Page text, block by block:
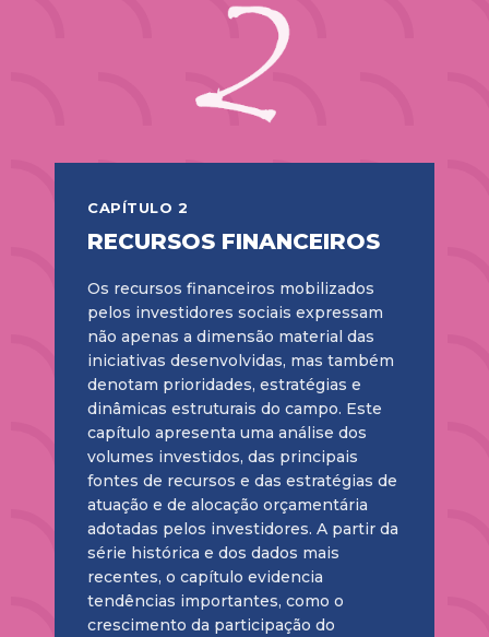
CAPÍTULO 2
RECURSOS FINANCEIROS
Os recursos financeiros mobilizados
pelos investidores sociais expressam
não apenas a dimensão material das
iniciativas desenvolvidas, mas também
denotam prioridades, estratégias e
dinâmicas estruturais do campo. Este
capítulo apresenta uma análise dos
volumes investidos, das principais
fontes de recursos e das estratégias de
atuação e de alocação orçamentária
adotadas pelos investidores. A partir da
série histórica e dos dados mais
recentes, o capítulo evidencia
tendências importantes, como o
crescimento da participação do